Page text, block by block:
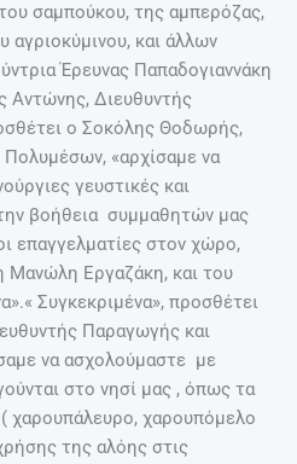
σαμπούκου, της αμπερόζας,
και άλλων
Έρευνας Παπαδογιαννάκη
Διευθυντής
ο Σοκόλης Θοδωρής,
«αρχίσαμε να
γευστικές και
βοήθεια συμμαθητών μας
επαγγελματίες στον χώρο,
Μανώλη Εργαζάκη, και του
Συγκεκριμένα», προσθέτει
Παραγωγής και
να ασχολούμαστε με
στο νησί μας , όπως τα
χαρουπάλευρο, χαρουπόμελο
της αλόης στις